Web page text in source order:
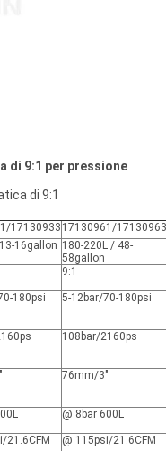
di 9:1 per pressione
di 9:1
17130933 17130961/17130963
16gallon 180-220L / 48-
58gallon
9:1
180psi 5-12bar/70-180psi
108bar/2160ps
76mm/3"
@ 8bar 600L
21.6CFM
@ 115psi/21.6CFM